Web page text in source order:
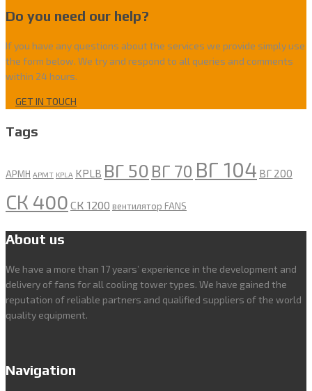
Do you need our help?
If you have any questions about the services we provide simply use
the form below. We try and respond to all queries and comments
within 24 hours.
GET IN TOUCH
Tags
APMH APMT KPLA KPLB ВГ 50 ВГ 70 ВГ 104 ВГ 200
СК 400 СК 1200 вентилятор FANS
About us
We have a more than 17 years’ experience in the development and
delivery of fans for all cooling tower types. We have gained the
reputation of reliable partners and qualified suppliers of the world
quality equipment.
Navigation